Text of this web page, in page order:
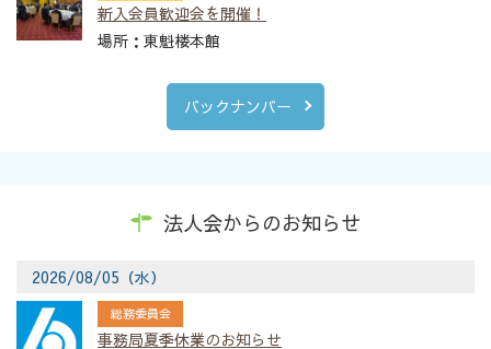
新入会員歓迎会を開催！
東魁楼本館
バックナンバー
法人会からのお知らせ
2026/08/05（水）
総務委員会
事務局夏季休業のお知らせ